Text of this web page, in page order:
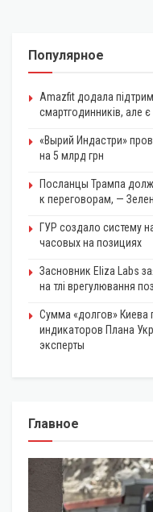
Популярное
Amazfit додала
смартгодинників, але
«Вырий Индастри»
на 5 млрд грн
Посланцы Трампа
к переговорам, —
ГУР создало систему
часовых на позициях
Засновник Eliza Labs
на тлі врегулювання
Сумма «долгов»
индикаторов Плана
эксперты
Главное